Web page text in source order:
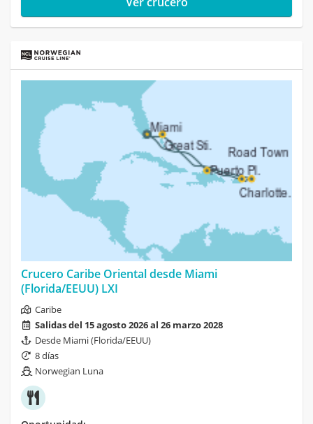
Crucero Caribe Oriental desde Miami
(Florida/EEUU) LXI
Caribe
Salidas del 15 agosto 2026 al 26 marzo 2028
Desde Miami (Florida/EEUU)
8 días
Norwegian Luna